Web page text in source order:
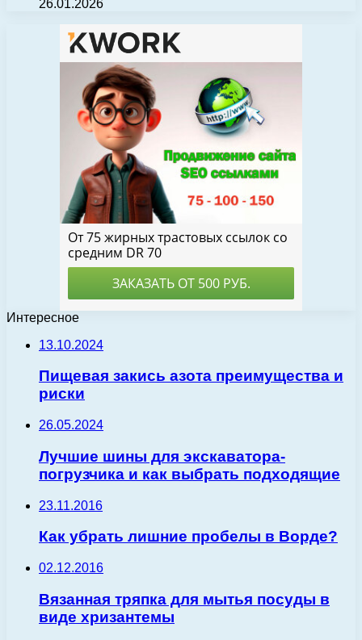
26.01.2026
Интересное
13.10.2024
Пищевая закись азота преимущества и
риски
26.05.2024
Лучшие шины для экскаватора-
погрузчика и как выбрать подходящие
23.11.2016
Как убрать лишние пробелы в Ворде?
02.12.2016
Вязанная тряпка для мытья посуды в
виде хризантемы